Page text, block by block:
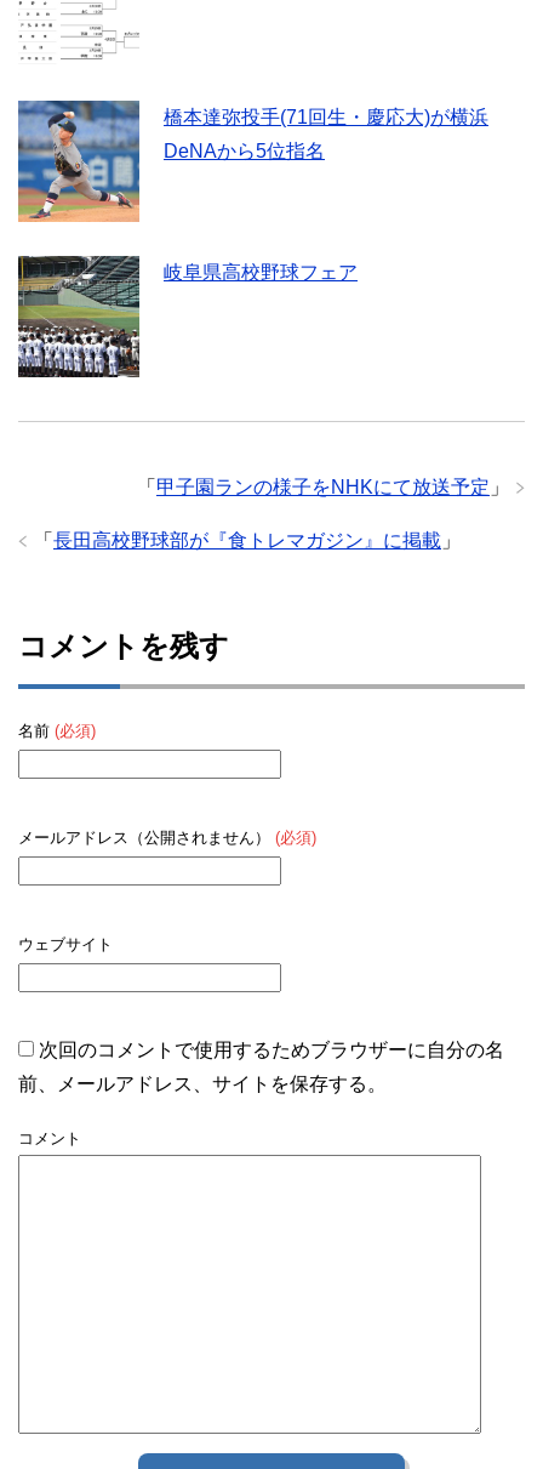
橋本達弥投手(71回生・慶応大)が横浜
DeNAから5位指名
岐阜県高校野球フェア
「 甲子園ランの様子をNHKにて放送予定 」
「 長田高校野球部が『食トレマガジン』に掲載 」
コメントを残す
名前 (必須)
メールアドレス（公開されません） (必須)
ウェブサイト
次回のコメントで使用するためブラウザーに自分の名
前、メールアドレス、サイトを保存する。
コメント